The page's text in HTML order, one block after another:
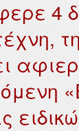
4